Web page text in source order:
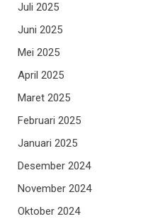
Juli 2025
Juni 2025
Mei 2025
April 2025
Maret 2025
Februari 2025
Januari 2025
Desember 2024
November 2024
Oktober 2024